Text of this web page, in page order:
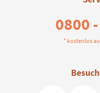
0800
* kostenlos